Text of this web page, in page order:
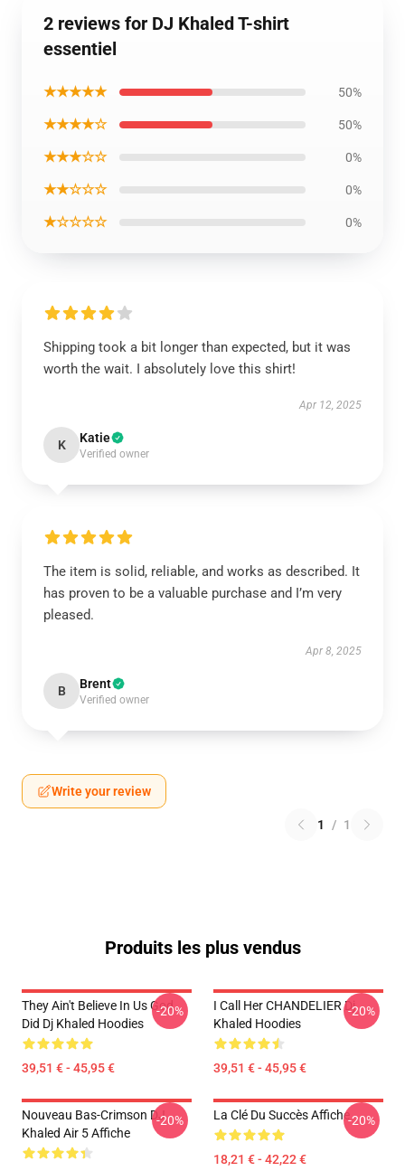
2 reviews for DJ Khaled T-shirt
essentiel
★★★★★ 50%
★★★★☆ 50%
★★★☆☆ 0%
★★☆☆☆ 0%
★☆☆☆☆ 0%
Shipping took a bit longer than expected, but it was
worth the wait. I absolutely love this shirt!
Apr 12, 2025
K Katie
Verified owner
The item is solid, reliable, and works as described. It
has proven to be a valuable purchase and I’m very
pleased.
Apr 8, 2025
B Brent
Verified owner
Write your review
1 / 1
Produits les plus vendus
They Ain't Believe In Us God
Did Dj Khaled Hoodies
39,51 € - 45,95 €
-20%
I Call Her CHANDELIER Dj
Khaled Hoodies
39,51 € - 45,95 €
-20%
Nouveau Bas-Crimson DJ
Khaled Air 5 Affiche
-20% La Clé Du Succès Affiche
18,21 € - 42,22 €
-20%